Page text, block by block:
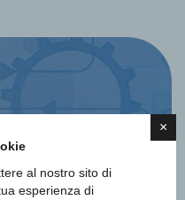
×
al nostro sito di
esperienza di